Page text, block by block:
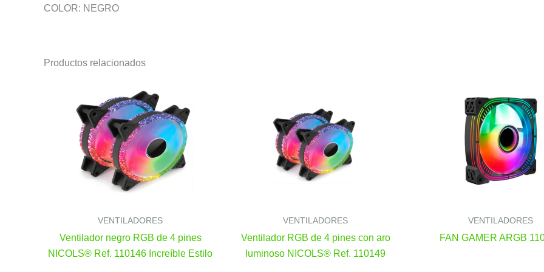
COLOR: NEGRO
Productos relacionados
VENTILADORES
Ventilador negro RGB de 4 pines
NICOLS® Ref. 110146 Increíble Estilo
VENTILADORES
Ventilador RGB de 4 pines con aro
luminoso NICOLS® Ref. 110149
VENTILADORES
FAN GAMER ARGB